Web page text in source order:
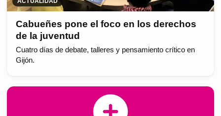
Cabueñes pone el foco en los derechos
de la juventud
Cuatro días de debate, talleres y pensamiento crítico en
Gijón.